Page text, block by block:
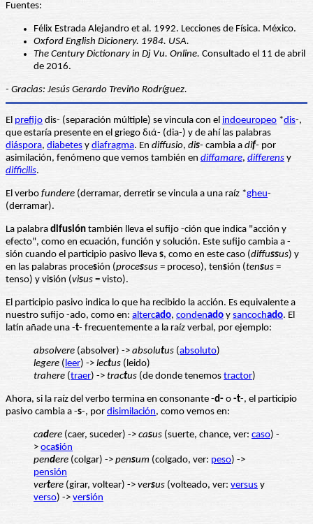
Fuentes:
Félix Estrada Alejandro et al. 1992. Lecciones de Física. México.
Oxford English Dicionery. 1984. USA.
The Century Dictionary in Dj Vu. Online. Consultado el 11 de abril
de 2016.
- Gracias: Jesús Gerardo Treviño Rodríguez.
El prefijo dis- (separación múltiple) se vincula con el indoeuropeo *dis-,
que estaría presente en el griego διά- (dia-) y de ahí las palabras
diáspora, diabetes y diafragma. En diffusio, dis- cambia a dif- por
asimilación, fenómeno que vemos también en diffamare, differens y
difficilis.
El verbo fundere (derramar, derretir se vincula a una raíz *gheu-
(derramar).
La palabra difusión también lleva el sufijo -ción que indica "acción y
efecto", como en ecuación, función y solución. Este sufijo cambia a -
sión cuando el participio pasivo lleva s, como en este caso (diffussus) y
en las palabras procesión (processus = proceso), tensión (tensus =
tenso) y visión (visus = visto).
El participio pasivo indica lo que ha recibido la acción. Es equivalente a
nuestro sufijo -ado, como en: altercado, condenado y sancochado. El
latín añade una -t- frecuentemente a la raíz verbal, por ejemplo:
absolvere (absolver) -> absolutus (absoluto)
legere ( leer) -> lectus (leido)
trahere (traer) -> tractus (de donde tenemos tractor)
Ahora, si la raíz del verbo termina en consonante -d- o -t-, el participio
pasivo cambia a -s-, por disimilación, como vemos en:
cadere (caer, suceder) -> casus (suerte, chance, ver: caso) -
> ocasión
pendere (colgar) -> pensum (colgado, ver: peso) ->
pensión
vertere (girar, voltear) -> versus (volteado, ver: versus y
verso) -> versión